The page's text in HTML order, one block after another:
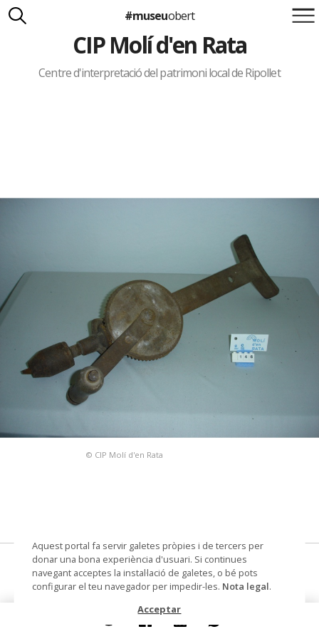
Suma't a la iniciativa
Carlota Royo
Francesca Barcellona
#museuobert
CIP Molí d'en Rata
Centre d'interpretació del patrimoni local de Ripollet
© CIP Molí d'en Rata
trepant
Datació 1850 - 1950
Aquest portal fa servir galetes pròpies i de tercers per
donar una bona experiència d'usuari. Si continues
navegant acceptes la instal·lació de galetes, o bé pots
configurar el teu navegador per impedir-les. Nota legal.
Acceptar